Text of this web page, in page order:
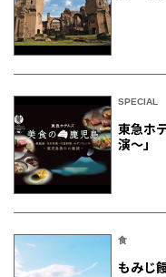
SPECIAL
東急ホ
演～」
食
もみじ